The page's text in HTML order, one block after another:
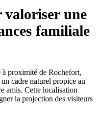
valoriser une
familiale
à proximité de Rochefort,
cadre naturel propice au
amis. Cette localisation
la projection des visiteurs